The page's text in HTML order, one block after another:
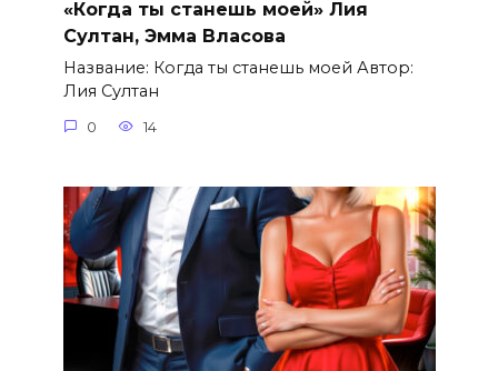
«Когда ты станешь моей» Лия
Султан, Эмма Власова
Название: Когда ты станешь моей Автор:
Лия Султан
0 14